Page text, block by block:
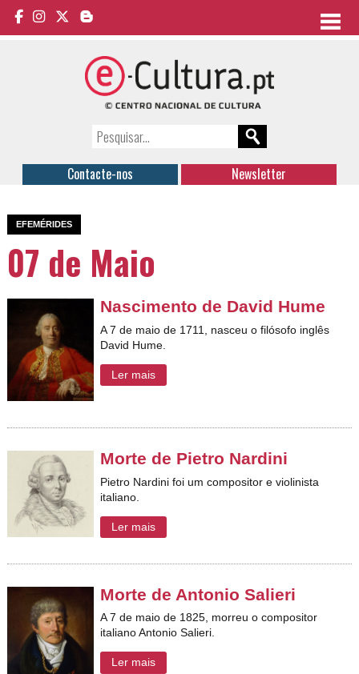
Contacte-nos Newsletter
EFEMÉRIDES
07 de Maio
Nascimento de David Hume
A 7 de maio de 1711, nasceu o filósofo inglês
David Hume.
Ler mais
Morte de Pietro Nardini
Pietro Nardini foi um compositor e violinista
italiano.
Ler mais
Morte de Antonio Salieri
A 7 de maio de 1825, morreu o compositor
italiano Antonio Salieri.
Ler mais